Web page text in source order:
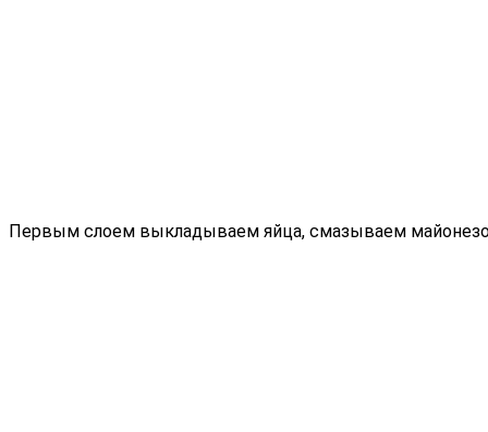
Первым слоем выкладываем яйца, смазываем